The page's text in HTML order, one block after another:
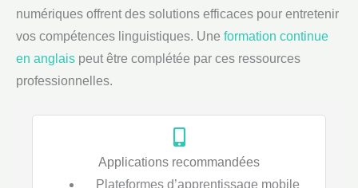
numériques offrent des solutions efficaces pour entretenir
vos compétences linguistiques. Une formation continue
en anglais peut être complétée par ces ressources
professionnelles.
Applications recommandées
Plateformes d’apprentissage mobile